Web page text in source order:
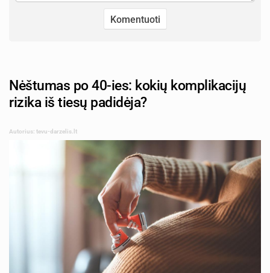
Nėštumas po 40-ies: kokių komplikacijų
rizika iš tiesų padidėja?
Autorius: tevu-darzelis.lt